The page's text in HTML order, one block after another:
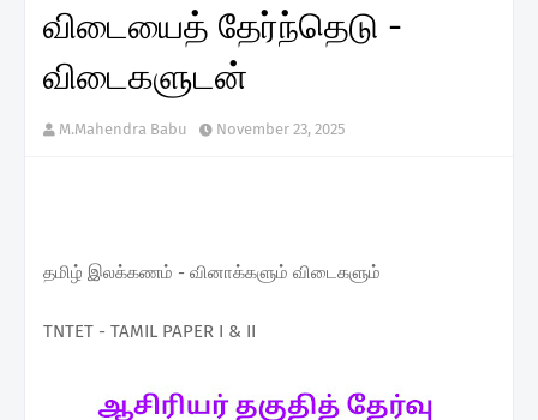
விடையைத் தேர்ந்தெடு -
விடைகளுடன்
M.Mahendra Babu November 23, 2025
தமிழ் இலக்கணம் - வினாக்களும் விடைகளும்
TNTET - TAMIL PAPER I & II